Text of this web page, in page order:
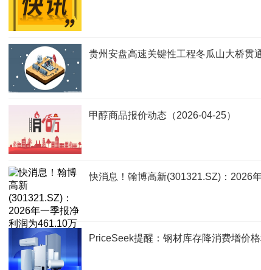
贵州安盘高速关键性工程冬瓜山大桥贯
甲醇商品报价动态（2026-04-25）
快消息！翰博高新(301321.SZ)：2026
PriceSeek提醒：钢材库存降消费增价